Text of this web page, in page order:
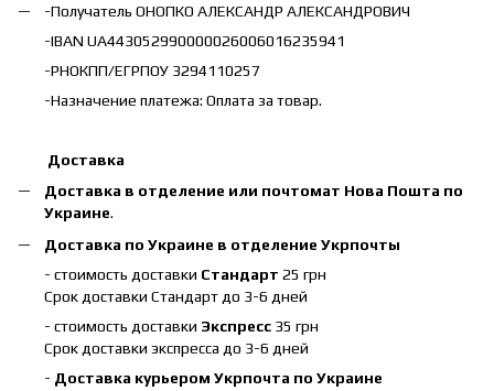
-Получатель ОНОПКО АЛЕКСАНДР АЛЕКСАНДРОВИЧ
-IBAN UA443052990000026006016235941
-РНОКПП/ЕГРПОУ 3294110257
-Назначение платежа: Оплата за товар.
Доставка
Доставка в отделение или почтомат Нова Пошта по
Украине.
Доставка по Украине в отделение Укрпочты
- стоимость доставки Стандарт 25 грн
Срок доставки Стандарт до 3-6 дней
- стоимость доставки Экспресс 35 грн
Срок доставки экспресса до 3-6 дней
- Доставка курьером Укрпочта по Украине